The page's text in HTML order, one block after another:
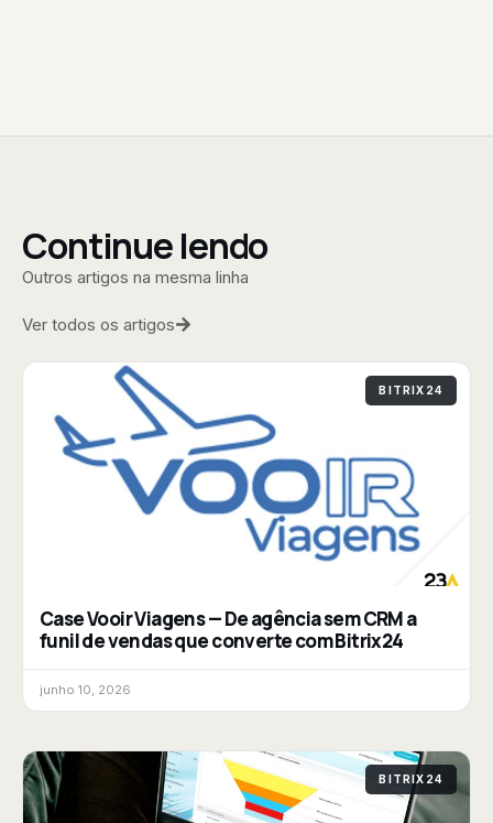
Continue lendo
Outros artigos na mesma linha
Ver todos os artigos
BITRIX24
Case Vooir Viagens — De agência sem CRM a
funil de vendas que converte com Bitrix24
junho 10, 2026
BITRIX24